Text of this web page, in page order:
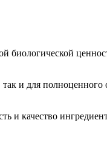
биологической
и для
и качество